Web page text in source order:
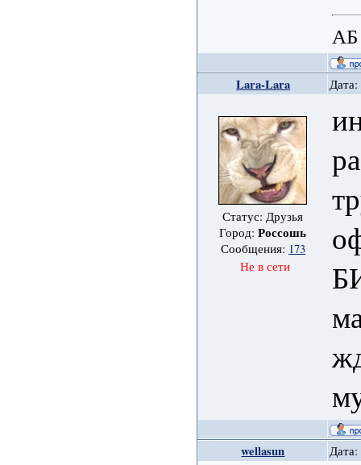
АБ
Lara-Lara
Статус: Друзья
Город:Россошь
Сообщения: 173
Не в сети
wellasun